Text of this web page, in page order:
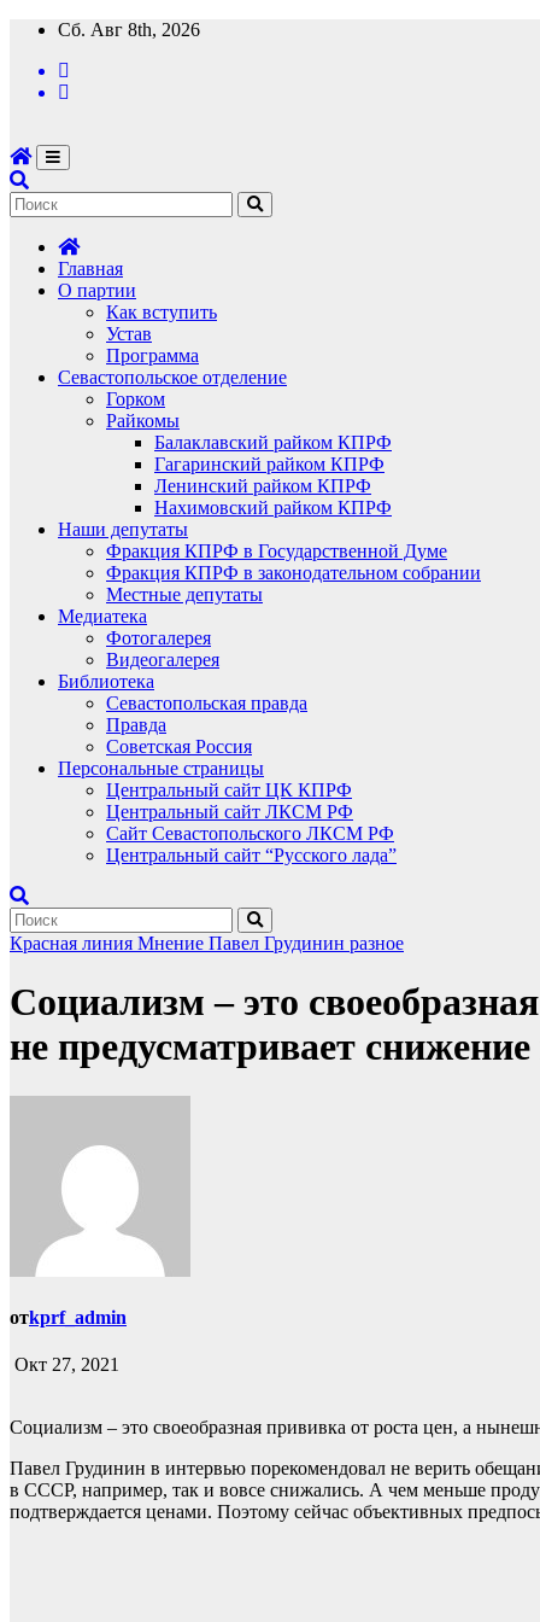
Перейти
содержимому
Сб. Авг 8th, 2026
Главная
О партии
Как вступить
Устав
Программа
Севастопольское отделение
Горком
Райкомы
Балаклавский райком КПРФ
Гагаринский райком КПРФ
Ленинский райком КПРФ
Нахимовский райком КПРФ
Наши депутаты
Фракция КПРФ в Государственной Думе
Фракция КПРФ в законодательном собрании
Местные депутаты
Медиатека
Фотогалерея
Видеогалерея
Библиотека
Севастопольская правда
Правда
Советская Россия
Персональные страницы
Центральный сайт ЦК КПРФ
Центральный сайт ЛКСМ РФ
Сайт Севастопольского ЛКСМ РФ
Центральный сайт “Русского лада”
Красная линия Мнение Павел Грудинин разное
Социализм – это
не предусматривает
отkprf_admin
Окт 27, 2021
Социализм – это своеобразная прививка от роста цен, а
Павел Грудинин в интервью порекомендовал не верить
в СССР, например, так и вовсе снижались. А чем меньше
подтверждается ценами. Поэтому сейчас объективных